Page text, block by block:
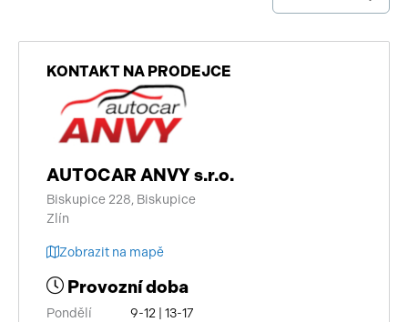
uzávěrka diferenciálu
tažné zařízení
palubní počítač
autorádio
multifunkční volant
nastavitelný volant
výškově nastavitelné sedadlo řidiče
KONTAKT NA PRODEJCE
AUTOCAR ANVY s.r.o.
Biskupice 228, Biskupice
Zlín
Zobrazit na mapě
Provozní doba
Pondělí
9-12 | 13-17